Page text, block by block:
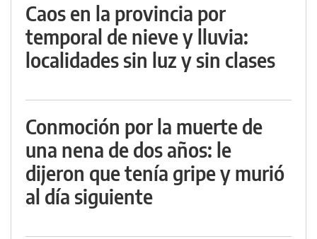
Caos en la provincia por
temporal de nieve y lluvia:
localidades sin luz y sin clases
Conmoción por la muerte de
una nena de dos años: le
dijeron que tenía gripe y murió
al día siguiente